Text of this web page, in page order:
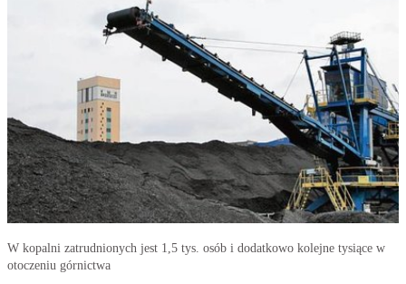
W kopalni zatrudnionych jest 1,5 tys. osób i dodatkowo kolejne tysiące w
otoczeniu górnictwa